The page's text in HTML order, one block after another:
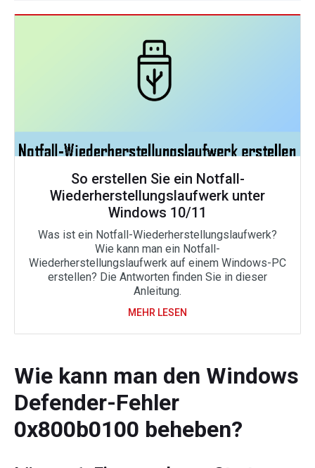
So erstellen Sie ein Notfall-
Wiederherstellungslaufwerk unter
Windows 10/11
Was ist ein Notfall-Wiederherstellungslaufwerk?
Wie kann man ein Notfall-
Wiederherstellungslaufwerk auf einem Windows-PC
erstellen? Die Antworten finden Sie in dieser
Anleitung.
MEHR LESEN
Wie kann man den Windows
Defender-Fehler
0x800b0100 beheben?